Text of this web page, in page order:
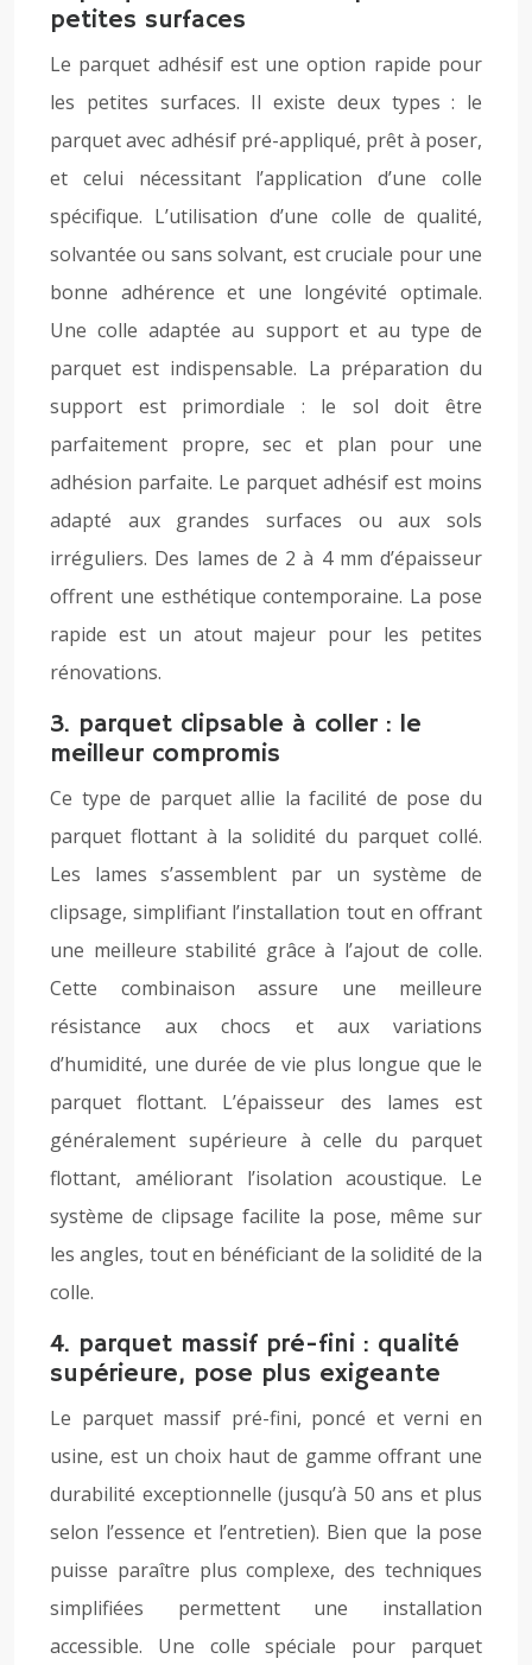
petites surfaces
Le parquet adhésif est une option rapide pour
les petites surfaces. Il existe deux types : le
parquet avec adhésif pré-appliqué, prêt à poser,
et celui nécessitant l’application d’une colle
spécifique. L’utilisation d’une colle de qualité,
solvantée ou sans solvant, est cruciale pour une
bonne adhérence et une longévité optimale.
Une colle adaptée au support et au type de
parquet est indispensable. La préparation du
support est primordiale : le sol doit être
parfaitement propre, sec et plan pour une
adhésion parfaite. Le parquet adhésif est moins
adapté aux grandes surfaces ou aux sols
irréguliers. Des lames de 2 à 4 mm d’épaisseur
offrent une esthétique contemporaine. La pose
rapide est un atout majeur pour les petites
rénovations.
3. parquet clipsable à coller : le
meilleur compromis
Ce type de parquet allie la facilité de pose du
parquet flottant à la solidité du parquet collé.
Les lames s’assemblent par un système de
clipsage, simplifiant l’installation tout en offrant
une meilleure stabilité grâce à l’ajout de colle.
Cette combinaison assure une meilleure
résistance aux chocs et aux variations
d’humidité, une durée de vie plus longue que le
parquet flottant. L’épaisseur des lames est
généralement supérieure à celle du parquet
flottant, améliorant l’isolation acoustique. Le
système de clipsage facilite la pose, même sur
les angles, tout en bénéficiant de la solidité de la
colle.
4. parquet massif pré-fini : qualité
supérieure, pose plus exigeante
Le parquet massif pré-fini, poncé et verni en
usine, est un choix haut de gamme offrant une
durabilité exceptionnelle (jusqu’à 50 ans et plus
selon l’essence et l’entretien). Bien que la pose
puisse paraître plus complexe, des techniques
simplifiées permettent une installation
accessible. Une colle spéciale pour parquet